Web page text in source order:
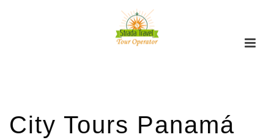
City Tours Panamá